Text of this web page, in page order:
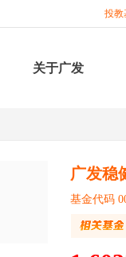
投教
关于广发
广发稳
基金代码